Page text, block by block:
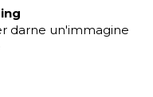
darne un'immagine